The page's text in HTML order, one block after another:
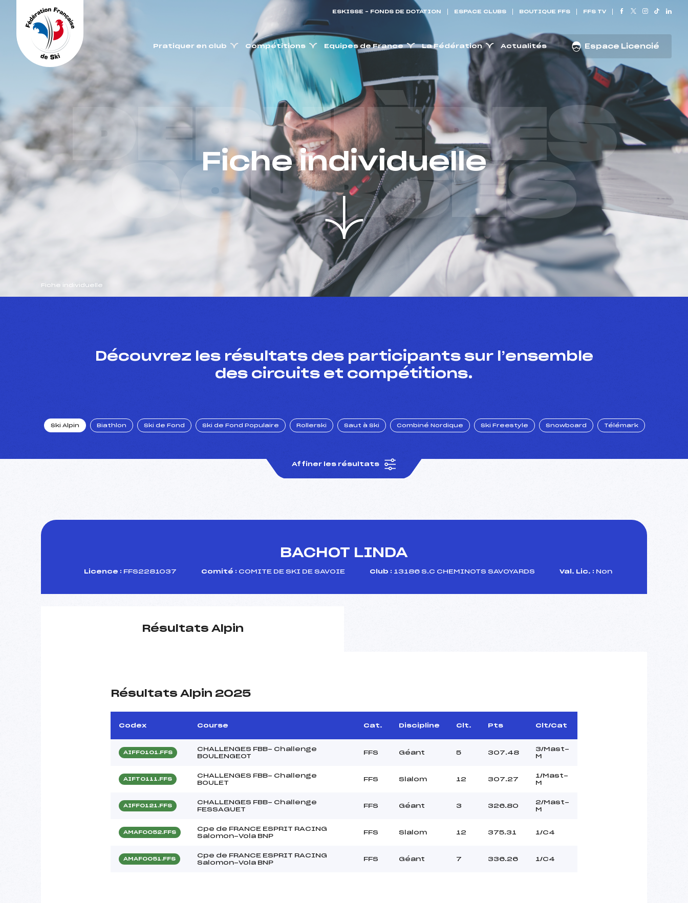
ESKISSE – FONDS DE DOTATION ESPACE CLUBS BOUTIQUE FFS FFS TV
Pratiquer en club Compétitions Equipes de France La Fédération Actualités Espace Licencié
DERNIÈRES
COURSES
Fiche individuelle
Fiche individuelle
Découvrez les résultats des participants sur l’ensemble
des circuits et compétitions.
Ski Alpin Biathlon Ski de Fond Ski de Fond Populaire Rollerski Saut à Ski Combiné Nordique Ski Freestyle Snowboard Télémark
Affiner les résultats
BACHOT LINDA
Licence : FFS2281037 Comité : COMITE DE SKI DE SAVOIE Club : 13186 S.C CHEMINOTS SAVOYARDS Val. Lic. : Non
Résultats Alpin
Résultats Alpin 2025
Codex Course Cat. Discipline Clt. Pts Clt/Cat
AIFF0101.FFS
CHALLENGES FBB- Challenge
BOULENGEOT
FFS Géant 5 307.48
3/Mast-
M
AIFT0111.FFS
CHALLENGES FBB- Challenge
BOULET
FFS Slalom 12 307.27
1/Mast-
M
AIFF0121.FFS
CHALLENGES FBB- Challenge
FESSAGUET
FFS Géant 3 326.80
2/Mast-
M
AMAF0052.FFS
Cpe de FRANCE ESPRIT RACING
Salomon-Vola BNP
FFS Slalom 12 375.31 1/C4
AMAF0051.FFS
Cpe de FRANCE ESPRIT RACING
Salomon-Vola BNP
FFS Géant 7 336.26 1/C4